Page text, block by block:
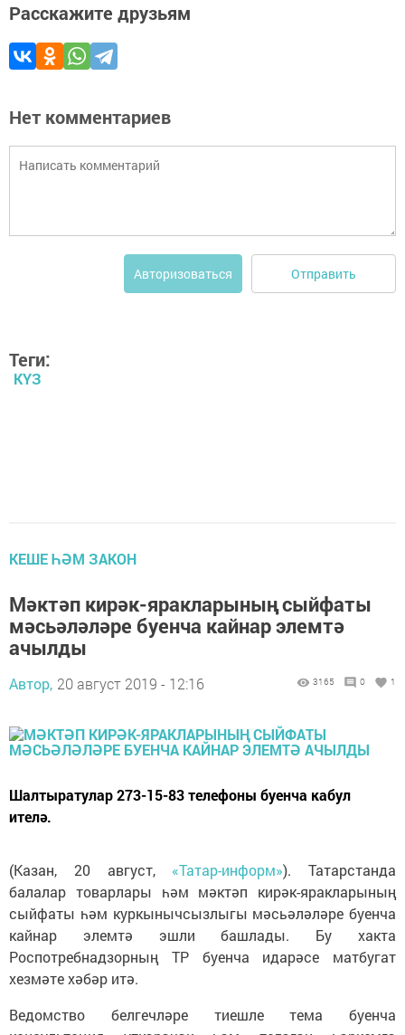
Расскажите друзьям
Нет комментариев
Авторизоваться Отправить
Теги:
КҮЗ
КЕШЕ ҺӘМ ЗАКОН
Мәктәп кирәк-яракларының сыйфаты
мәсьәләләре буенча кайнар элемтә
ачылды
Автор, 20 август 2019 - 12:16 3165 0 1
Шалтыратулар 273-15-83 телефоны буенча кабул
ителә.
(Казан, 20 август, «Татар-информ»). Татарстанда
балалар товарлары һәм мәктәп кирәк-яракларының
сыйфаты һәм куркынычсызлыгы мәсьәләләре буенча
кайнар элемтә эшли башлады. Бу хакта
Роспотребнадзорның ТР буенча идарәсе матбугат
хезмәте хәбәр итә.
Ведомство белгечләре тиешле тема буенча